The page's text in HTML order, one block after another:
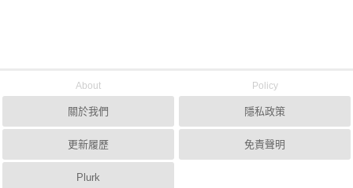
About
關於我們
更新履歷
Plurk
Policy
隱私政策
免責聲明